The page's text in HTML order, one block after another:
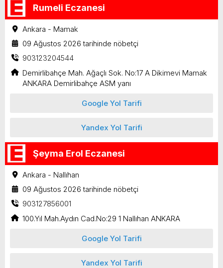
Rumeli Eczanesi
Ankara - Mamak
09 Ağustos 2026 tarihinde nöbetçi
903123204544
Demirlibahçe Mah. Ağaçlı Sok. No:17 A Dikimevi Mamak
ANKARA Demirlibahçe ASM yanı
Google Yol Tarifi
Yandex Yol Tarifi
Şeyma Erol Eczanesi
Ankara - Nallıhan
09 Ağustos 2026 tarihinde nöbetçi
903127856001
100.Yıl Mah.Aydın Cad.No:29 1 Nallıhan ANKARA
Google Yol Tarifi
Yandex Yol Tarifi